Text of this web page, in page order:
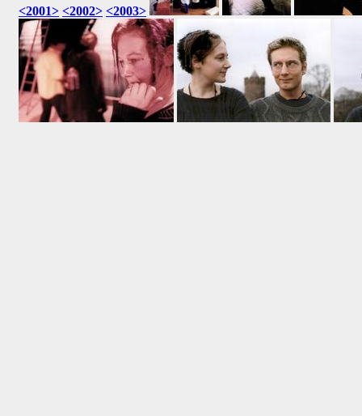
<2001> <2002> <2003>